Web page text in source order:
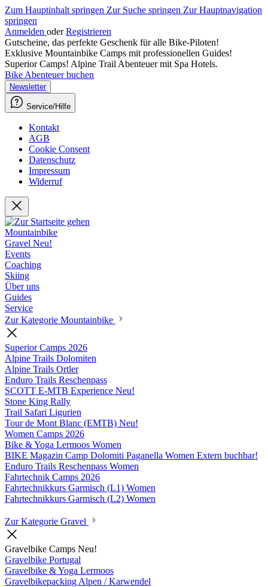
Zum Hauptinhalt springen Zur Suche springen Zur Hauptnavigation
springen
Anmelden oder Registrieren
Gutscheine, das perfekte Geschenk für alle Bike-Piloten!
Exklusive Mountainbike Camps mit professionellen Guides!
Superior Camps! Alpine Trail Abenteuer mit Spa Hotels.
Bike Abenteuer buchen
Newsletter
Service/Hilfe
Kontakt
AGB
Cookie Consent
Datenschutz
Impressum
Widerruf
Mountainbike
Gravel Neu!
Events
Coaching
Skiing
Über uns
Guides
Service
Zur Kategorie Mountainbike
Superior Camps 2026
Alpine Trails Dolomiten
Alpine Trails Ortler
Enduro Trails Reschenpass
SCOTT E-MTB Experience Neu!
Stone King Rally
Trail Safari Ligurien
Tour de Mont Blanc (EMTB) Neu!
Women Camps 2026
Bike & Yoga Lermoos Women
BIKE Magazin Camp Dolomiti Paganella Women Extern buchbar!
Enduro Trails Reschenpass Women
Fahrtechnik Camps 2026
Fahrtechnikkurs Garmisch (L1) Women
Fahrtechnikkurs Garmisch (L2) Women
Zur Kategorie Gravel
Gravelbike Camps Neu!
Gravelbike Portugal
Gravelbike & Yoga Lermoos
Gravelbikepacking Alpen / Karwendel